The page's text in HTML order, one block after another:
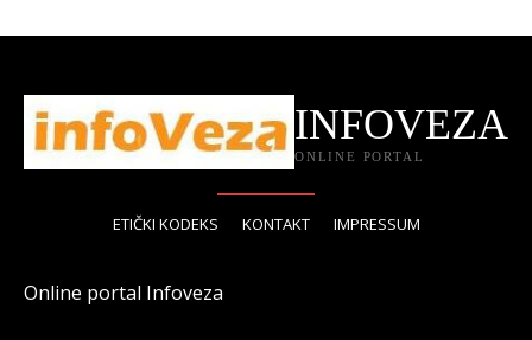
INFOVEZA
ONLINE PORTAL
ETIČKI KODEKS KONTAKT IMPRESSUM
Online portal Infoveza